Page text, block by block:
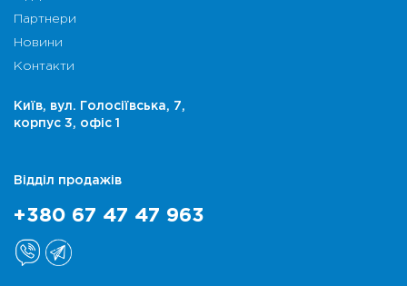
Партнери
Новини
Контакти
Київ, вул. Голосіївська, 7,
корпус 3, офіс 1
Відділ продажів
+380 67 47 47 963